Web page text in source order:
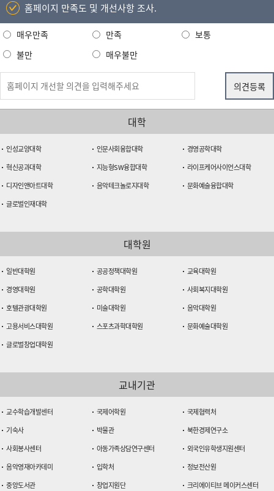
홈페이지 만족도 및 개선사항 조사.
매우만족 만족
보통
불만
매우불만
대학
인성교양대학 인문사회융합대학
경영공학대학
혁신공과대학
지능형SW융합대학
라이프케어사이언스대학
디자인앤아트대학
음악테크놀로지대학
문화예술융합대학
글로벌인재대학
대학원
일반대학원 공공정책대학원
교육대학원
경영대학원
공학대학원
사회복지대학원
호텔관광대학원
미술대학원
음악대학원
고용서비스대학원
스포츠과학대학원
문화예술대학원
글로벌창업대학원
교내기관
교수학습개발센터 국제어학원
국제협력처
기숙사
박물관
북한경제연구소
사회봉사센터
아동가족상담연구센터
외국인유학생지원센터
음악영재아카데미
입학처
정보전산원
중앙도서관
창업지원단
크리에이티브 메이커스센터